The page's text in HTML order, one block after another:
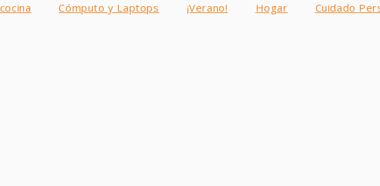
Cómputo y Laptops ¡Verano! Hogar Cuidado